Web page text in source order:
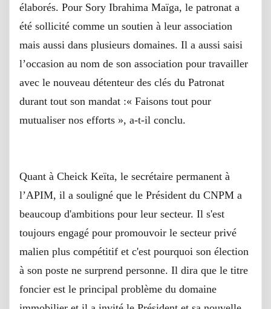
élaborés. Pour Sory Ibrahima Maïga, le patronat a
été sollicité comme un soutien à leur association
mais aussi dans plusieurs domaines. Il a aussi saisi
l’occasion au nom de son association pour travailler
avec le nouveau détenteur des clés du Patronat
durant tout son mandat :« Faisons tout pour
mutualiser nos efforts », a-t-il conclu.
Quant à Cheick Keïta, le secrétaire permanent à
l’APIM, il a souligné que le Président du CNPM a
beaucoup d'ambitions pour leur secteur. Il s'est
toujours engagé pour promouvoir le secteur privé
malien plus compétitif et c'est pourquoi son élection
à son poste ne surprend personne. Il dira que le titre
foncier est le principal problème du domaine